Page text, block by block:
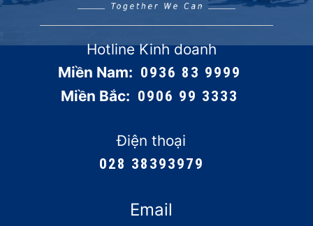
Hotline Kinh doanh
Miền Nam: 0936 83 9999
Miền Bắc: 0906 99 3333
Điện thoại
028 38393979
Email